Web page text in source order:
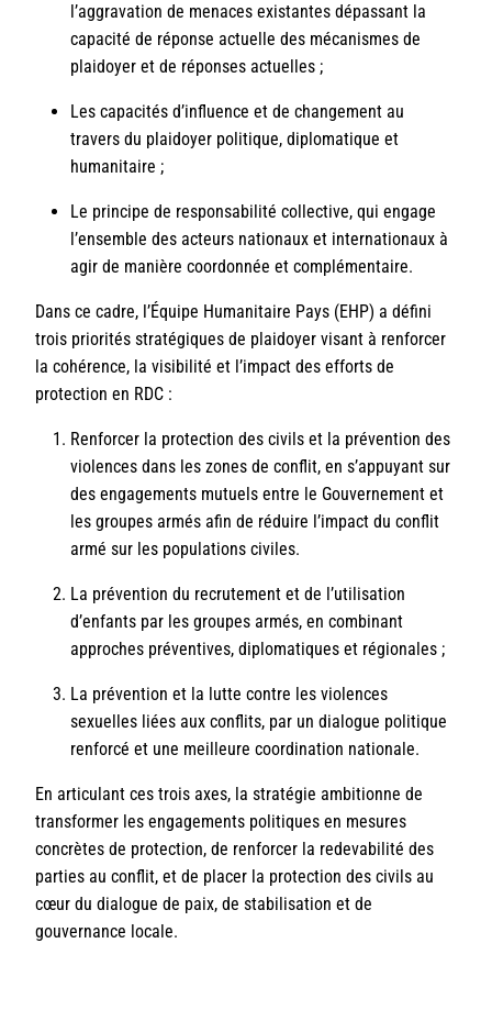
l’aggravation de menaces existantes dépassant la
capacité de réponse actuelle des mécanismes de
plaidoyer et de réponses actuelles ;
Les capacités d’influence et de changement au
travers du plaidoyer politique, diplomatique et
humanitaire ;
Le principe de responsabilité collective, qui engage
l’ensemble des acteurs nationaux et internationaux à
agir de manière coordonnée et complémentaire.
Dans ce cadre, l’Équipe Humanitaire Pays (EHP) a défini
trois priorités stratégiques de plaidoyer visant à renforcer
la cohérence, la visibilité et l’impact des efforts de
protection en RDC :
Renforcer la protection des civils et la prévention des
violences dans les zones de conflit, en s’appuyant sur
des engagements mutuels entre le Gouvernement et
les groupes armés afin de réduire l’impact du conflit
armé sur les populations civiles.
La prévention du recrutement et de l’utilisation
d’enfants par les groupes armés, en combinant
approches préventives, diplomatiques et régionales ;
La prévention et la lutte contre les violences
sexuelles liées aux conflits, par un dialogue politique
renforcé et une meilleure coordination nationale.
En articulant ces trois axes, la stratégie ambitionne de
transformer les engagements politiques en mesures
concrètes de protection, de renforcer la redevabilité des
parties au conflit, et de placer la protection des civils au
cœur du dialogue de paix, de stabilisation et de
gouvernance locale.